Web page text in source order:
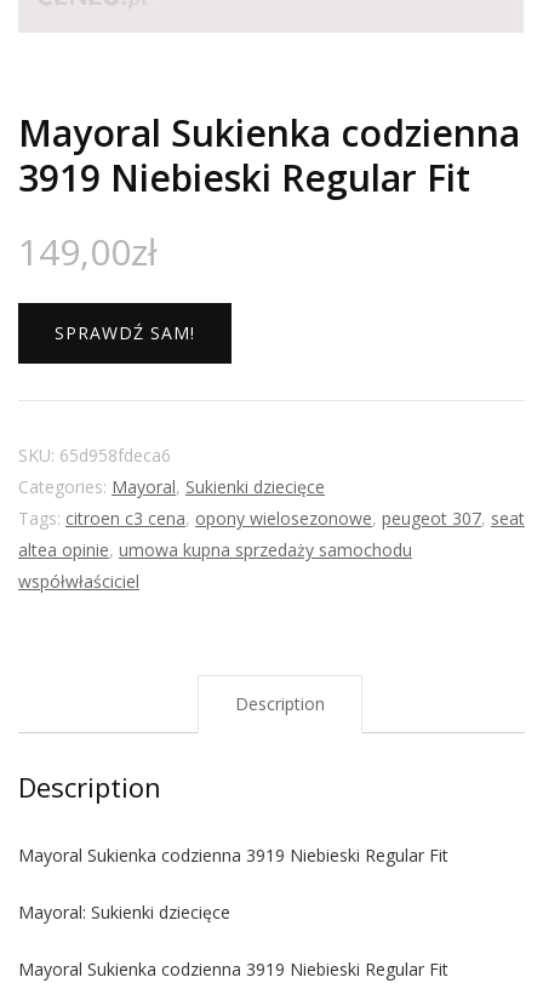
Mayoral Sukienka codzienna
3919 Niebieski Regular Fit
149,00zł
SPRAWDŹ SAM!
SKU: 65d958fdeca6
Categories: Mayoral, Sukienki dziecięce
Tags: citroen c3 cena, opony wielosezonowe, peugeot 307, seat
altea opinie, umowa kupna sprzedaży samochodu
współwłaściciel
Description
Description
Mayoral Sukienka codzienna 3919 Niebieski Regular Fit
Mayoral: Sukienki dziecięce
Mayoral Sukienka codzienna 3919 Niebieski Regular Fit